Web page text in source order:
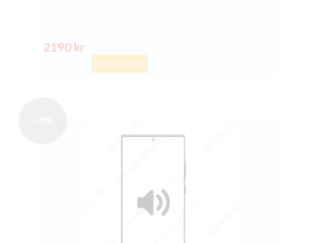
2190 kr
Boka en tid